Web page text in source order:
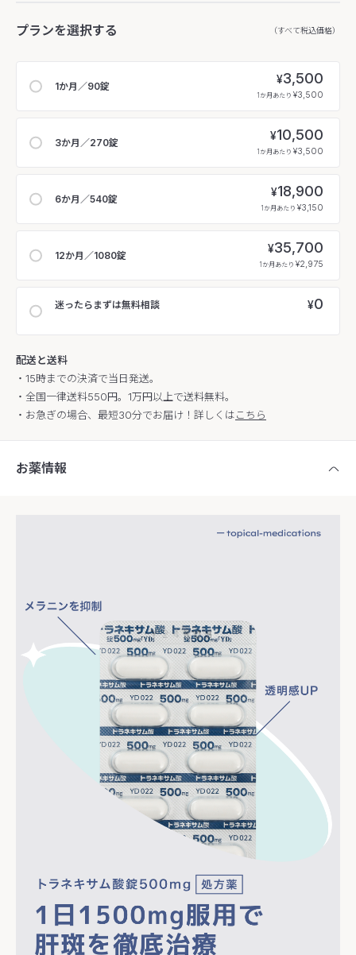
プランを選択する （すべて税込価格）
1か月／90錠
¥3,500
1か月あたり ¥3,500
3か月／270錠
¥10,500
1か月あたり ¥3,500
6か月／540錠
¥18,900
1か月あたり ¥3,150
12か月／1080錠
¥35,700
1か月あたり ¥2,975
迷ったらまずは無料相談 ¥0
配送と送料
・15時までの決済で当日発送。
・全国一律送料550円。1万円以上で送料無料。
・お急ぎの場合、最短30分でお届け！詳しくはこちら
お薬情報